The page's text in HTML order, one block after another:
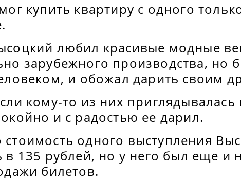
купить квартиру с одного
любил красивые модные
зарубежного производства, но
и обожал дарить своим
кому-то из них приглядывалась
и с радостью ее дарил.
одного выступления
в 135 рублей, но у него был еще и
билетов.